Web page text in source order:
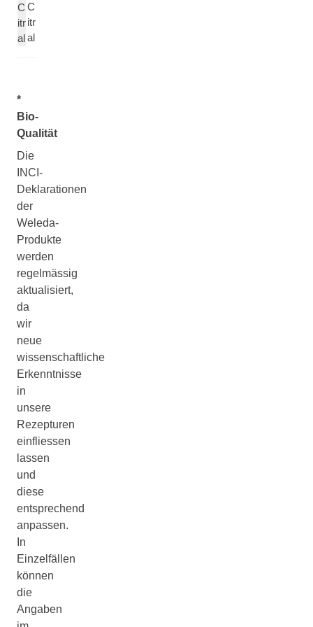
C
itr
al
C
itr
al
*
Bio-
Qualität
Die
INCI-
Deklarationen
der
Weleda-
Produkte
werden
regelmässig
aktualisiert,
da
wir
neue
wissenschaftliche
Erkenntnisse
in
unsere
Rezepturen
einfliessen
lassen
und
diese
entsprechend
anpassen.
In
Einzelfällen
können
die
Angaben